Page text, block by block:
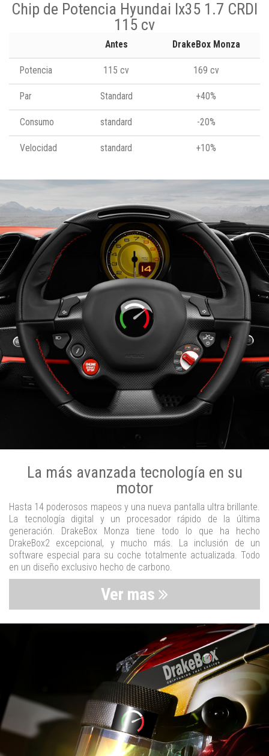
Chip de Potencia Hyundai Ix35 1.7 CRDI
115 cv
Antes DrakeBox Monza
Potencia 115 cv 169 cv
Par Standard +40%
Consumo standard -20%
Velocidad standard +10%
La más avanzada tecnología en su
motor
Hasta 14 poderosos mapeos y una nueva pantalla ultra brillante.
La tecnología digital y un procesador rápido de la última
generación. DrakeBox Monza tiene todo lo que ha hecho
DrakeBox2 excepcional, y mucho más. La inclusión de un
software especial para su coche totalmente actualizada. Todo
en un diseño exclusivo hecho de carbono.
Ver mas